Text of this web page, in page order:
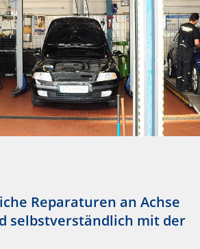
Reparaturen an Achse
selbstverständlich mit der